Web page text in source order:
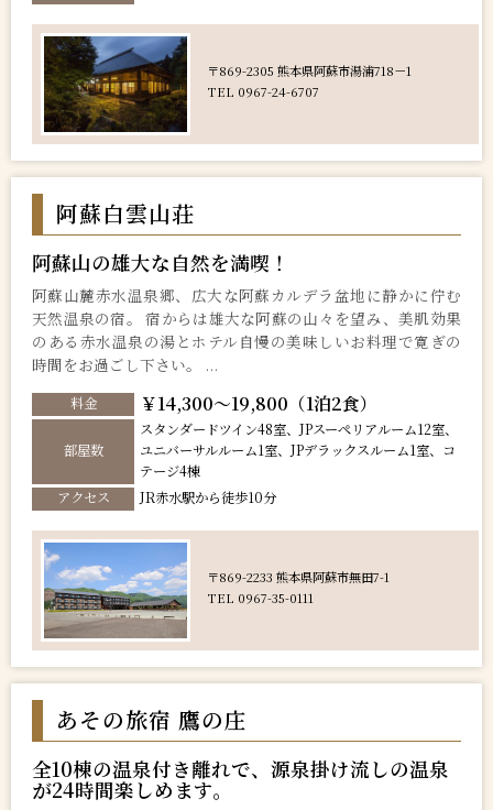
〒869-2305 熊本県阿蘇市湯浦718－1
TEL 0967-24-6707
阿蘇白雲山荘
阿蘇山の雄大な自然を満喫！
阿蘇山麓赤水温泉郷、広大な阿蘇カルデラ盆地に静かに佇む
天然温泉の宿。 宿からは雄大な阿蘇の山々を望み、美肌効果
のある赤水温泉の湯とホテル自慢の美味しいお料理で寛ぎの
時間をお過ごし下さい。 ...
料金 ￥14,300～19,800（1泊2食）
部屋数
スタンダードツイン48室、JPスーペリアルーム12室、
ユニバーサルルーム1室、JPデラックスルーム1室、コ
テージ4棟
アクセス
JR赤水駅から徒歩10分
〒869-2233 熊本県阿蘇市無田7-1
TEL 0967-35-0111
あその旅宿 鷹の庄
全10棟の温泉付き離れで、源泉掛け流しの温泉
が24時間楽しめます。